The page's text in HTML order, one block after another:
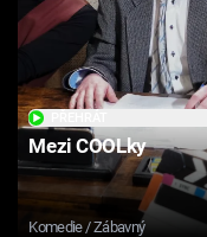
Mezi COOLky
Komedie / Zábavný